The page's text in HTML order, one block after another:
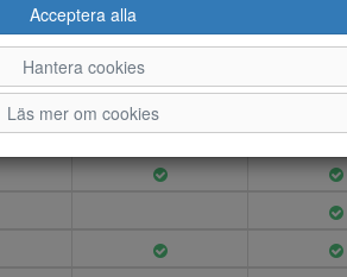
38 39
Acceptera alla
Hantera cookies
Läs mer om cookies